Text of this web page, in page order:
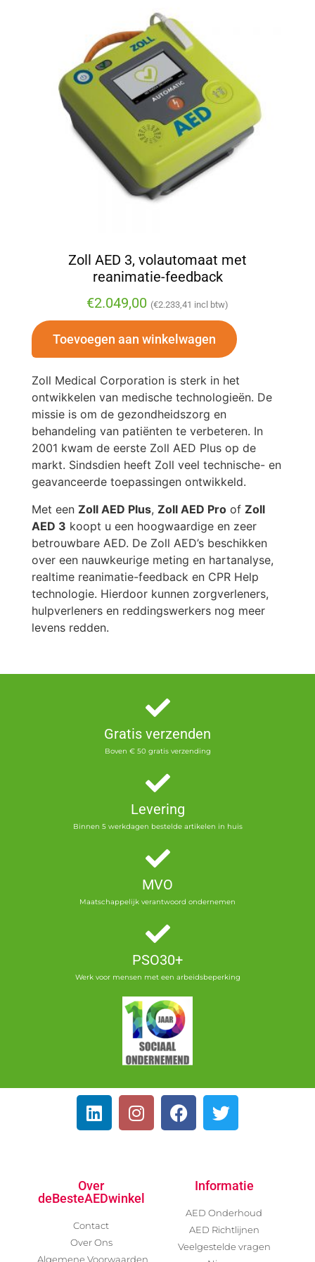
Zoll AED 3, volautomaat met
reanimatie-feedback
€2.049,00 (€2.233,41 incl btw)
Toevoegen aan winkelwagen
Zoll Medical Corporation is sterk in het
ontwikkelen van medische technologieën. De
missie is om de gezondheidszorg en
behandeling van patiënten te verbeteren. In
2001 kwam de eerste Zoll AED Plus op de
markt. Sindsdien heeft Zoll veel technische- en
geavanceerde toepassingen ontwikkeld.
Met een Zoll AED Plus, Zoll AED Pro of Zoll
AED 3 koopt u een hoogwaardige en zeer
betrouwbare AED. De Zoll AED’s beschikken
over een nauwkeurige meting en hartanalyse,
realtime reanimatie-feedback en CPR Help
technologie. Hierdoor kunnen zorgverleners,
hulpverleners en reddingswerkers nog meer
levens redden.
Gratis verzenden
Boven € 50 gratis verzending
Levering
Binnen 5 werkdagen bestelde artikelen in huis
MVO
Maatschappelijk verantwoord ondernemen
PSO30+
Werk voor mensen met een arbeidsbeperking
Over
deBesteAEDwinkel
Contact
Over Ons
Algemene Voorwaarden
Informatie
AED Onderhoud
AED Richtlijnen
Veelgestelde vragen